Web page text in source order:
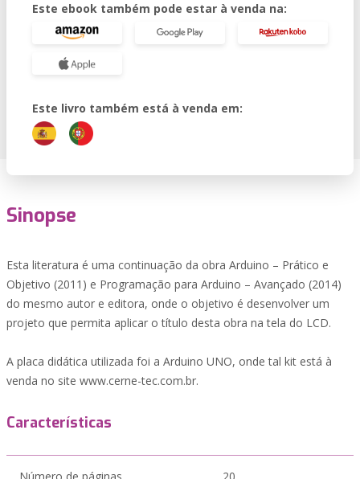
Este ebook também pode estar à venda na:
Este livro também está à venda em:
Sinopse
Esta literatura é uma continuação da obra Arduino – Prático e
Objetivo (2011) e Programação para Arduino – Avançado (2014)
do mesmo autor e editora, onde o objetivo é desenvolver um
projeto que permita aplicar o título desta obra na tela do LCD.
A placa didática utilizada foi a Arduino UNO, onde tal kit está à
venda no site www.cerne-tec.com.br.
Características